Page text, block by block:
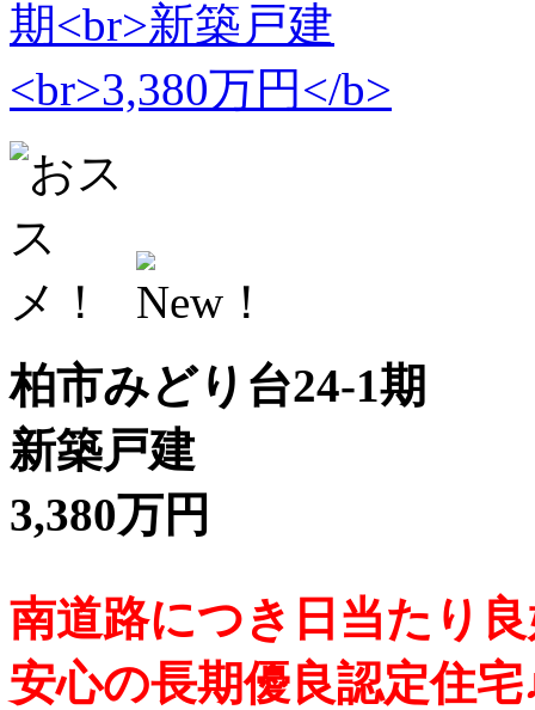
柏市みどり台24-1期
新築戸建
3,380万円
南道路につき日当たり
安心の長期優良認定住宅